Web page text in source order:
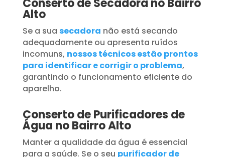
Alto
Se a sua secadora não está secando
adequadamente ou apresenta ruídos
incomuns, nossos técnicos estão prontos
para identificar e corrigir o problema,
garantindo o funcionamento eficiente do
aparelho.
Conserto de Purificadores de
Água no Bairro Alto
Manter a qualidade da água é essencial
para a saúde. Se o seu purificador de